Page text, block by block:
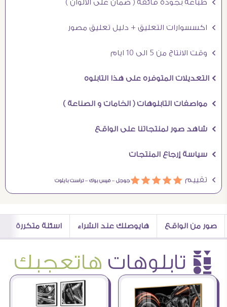
Ö طباعة بجودة فائقة ( ضمان على الالوان )
Ö اكسسوارات التعليق + دليل تعليق مصور
Ö وقت الانتاج من 5 الى 10 ايام
Ö التعديلات المتوفره على هذا التابلوه
Ö مواصفات التابلوهات ( الخامات و الصناعة )
Ö شاهد صور لمنتجاتنا على الواقع
Ö سياسة إرجاع المنتجات
Ö تقييم áááááجوجل –فيس بوك –تراست بايلوت
صور من الواقع هايوصلك عند الشراء اسئلة متكررة
è تابلوهات هاتعجبك